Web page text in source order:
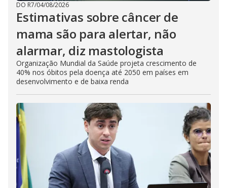
DO R7/04/08/2026
Estimativas sobre câncer de
mama são para alertar, não
alarmar, diz mastologista
Organização Mundial da Saúde projeta crescimento de
40% nos óbitos pela doença até 2050 em países em
desenvolvimento e de baixa renda